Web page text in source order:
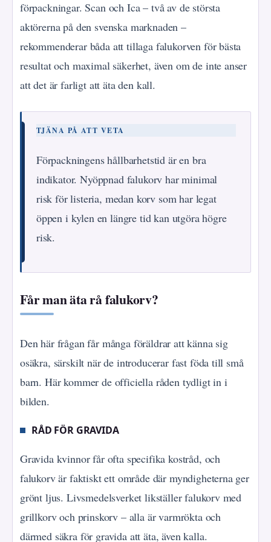
förpackningar. Scan och Ica – två av de största
aktörerna på den svenska marknaden –
rekommenderar båda att tillaga falukorven för bästa
resultat och maximal säkerhet, även om de inte anser
att det är farligt att äta den kall.
TJÄNA PÅ ATT VETA
Förpackningens hållbarhetstid är en bra
indikator. Nyöppnad falukorv har minimal
risk för listeria, medan korv som har legat
öppen i kylen en längre tid kan utgöra högre
risk.
Får man äta rå falukorv?
Den här frågan får många föräldrar att känna sig
osäkra, särskilt när de introducerar fast föda till små
barn. Här kommer de officiella råden tydligt in i
bilden.
RÅD FÖR GRAVIDA
Gravida kvinnor får ofta specifika kostråd, och
falukorv är faktiskt ett område där myndigheterna ger
grönt ljus. Livsmedelsverket likställer falukorv med
grillkorv och prinskorv – alla är varmrökta och
därmed säkra för gravida att äta, även kalla.